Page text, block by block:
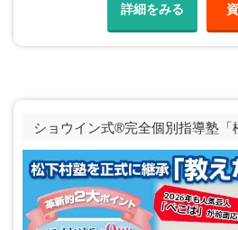
詳細をみる
ショウイン式®完全個別指導塾「